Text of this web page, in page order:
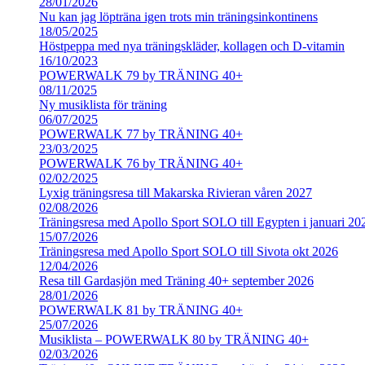
Nu kan jag löpträna igen trots min träningsinkontinens
18/05/2025
Höstpeppa med nya träningskläder, kollagen och D-vitamin
16/10/2023
POWERWALK 79 by TRÄNING 40+
08/11/2025
Ny musiklista för träning
06/07/2025
POWERWALK 77 by TRÄNING 40+
23/03/2025
POWERWALK 76 by TRÄNING 40+
02/02/2025
Lyxig träningsresa till Makarska Rivieran våren 2027
02/08/2026
Träningsresa med Apollo Sport SOLO till Egypten i januari
15/07/2026
Träningsresa med Apollo Sport SOLO till Sivota okt 2026
12/04/2026
Resa till Gardasjön med Träning 40+ september 2026
28/01/2026
POWERWALK 81 by TRÄNING 40+
25/07/2026
Musiklista – POWERWALK 80 by TRÄNING 40+
02/03/2026